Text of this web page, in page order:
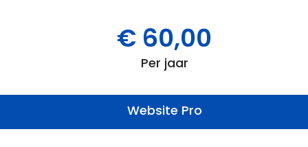
€ 60,00
Per jaar
Website Pro